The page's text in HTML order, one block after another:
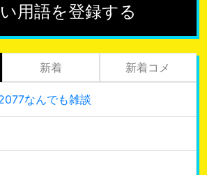
用語を登録する
新着 新着コメ
なんでも雑談